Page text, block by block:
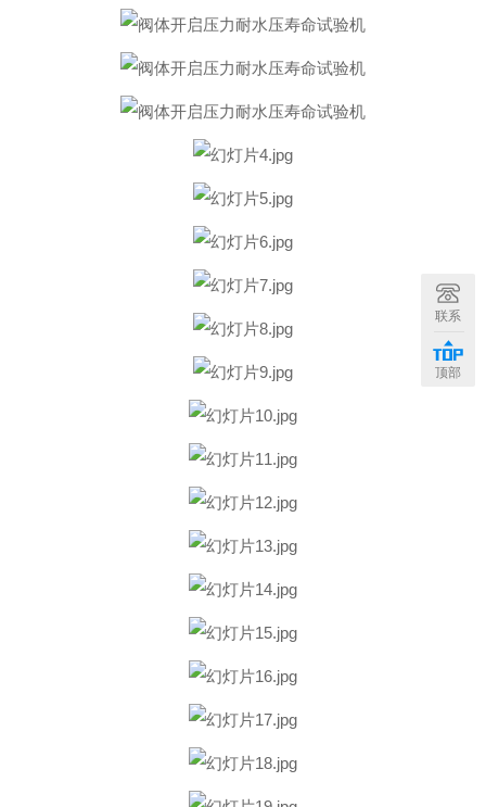
联系
顶部